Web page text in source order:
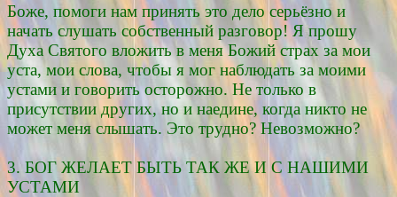
Боже, помоги нам принять это дело серьёзно и
начать слушать собственный разговор! Я прошу
Духа Святого вложить в меня Божий страх за мои
уста, мои слова, чтобы я мог наблюдать за моими
устами и говорить осторожно. Не только в
присутствии других, но и наедине, когда никто не
может меня слышать. Это трудно? Невозможно?
3. БОГ ЖЕЛАЕТ БЫТЬ ТАК ЖЕ И С НАШИМИ
УСТАМИ